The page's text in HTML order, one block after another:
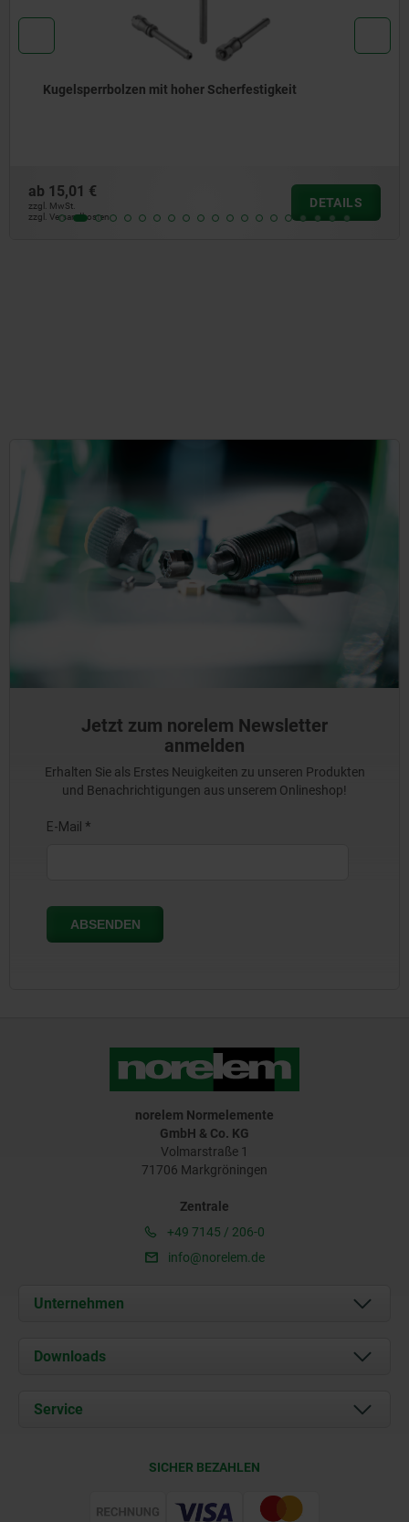
Kugelsperrbolzen mit hoher Scherfestigkeit
ab 15,01 €
zzgl. MwSt.
zzgl. Versandkosten
DETAILS
Jetzt zum norelem Newsletter
anmelden
Erhalten Sie als Erstes Neuigkeiten zu unseren Produkten
und Benachrichtigungen aus unserem Onlineshop!
norelem Normelemente
GmbH & Co. KG
Volmarstraße 1
71706 Markgröningen
Zentrale
+49 7145 / 206-0
info@norelem.de
Unternehmen
Über uns
Karriere
Downloads
Dokumente
Service
Web Support
SICHER BEZAHLEN